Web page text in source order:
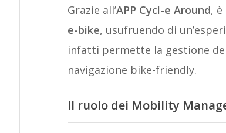
Grazie all’APP Cycl-e Around,
e-bike, usufruendo di
infatti permette la gestione
navigazione bike-friendly.
Il ruolo dei Mobility